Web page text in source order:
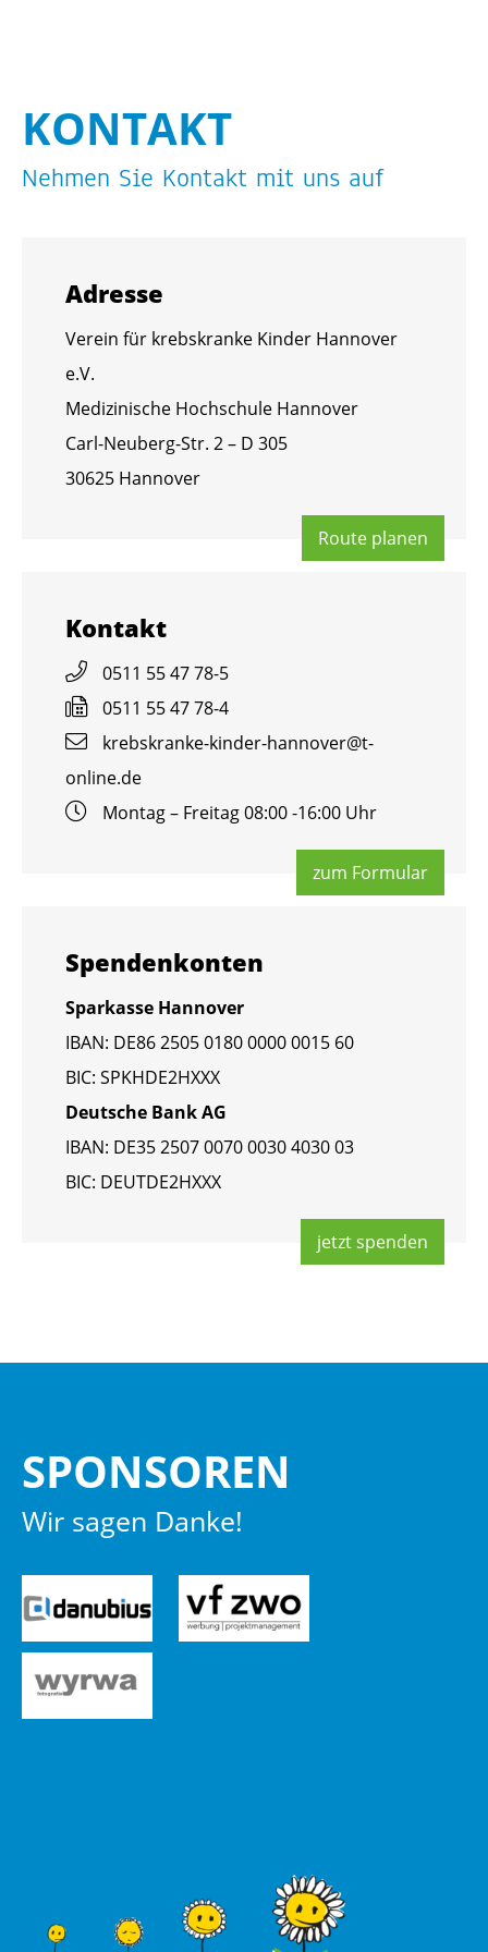
KON­TAKT
Neh­men Sie Kon­takt mit uns auf
Adres­se
Ver­ein für krebs­kran­ke Kin­der Han­no­ver
e.V.
Me­di­zi­ni­sche Hoch­schu­le Han­no­ver
Carl-Neu­berg-Str. 2 – D 305
30625 Han­no­ver
Route pla­nen
Kon­takt
0511 55 47 78-5
0511 55 47 78-4
krebs­kran­ke-kin­der-han­no­ver@​t-​
online.​de
Mon­tag – Frei­tag 08:00 -16:00 Uhr
zum For­mu­lar
Spen­den­kon­ten
Spar­kas­se Han­no­ver
IBAN: DE86 2505 0180 0000 0015 60
BIC: SPKHDE2HXXX
Deut­sche Bank AG
IBAN: DE35 2507 0070 0030 4030 03
BIC: DEUT­DE2HXXX
jetzt spen­den
SPON­SO­REN
Wir sagen Danke!